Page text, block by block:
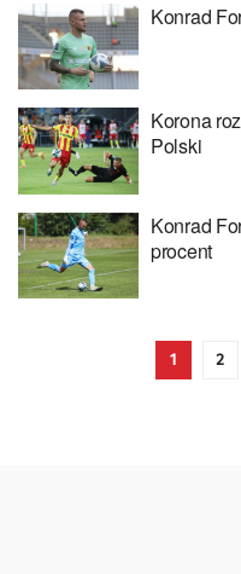
Konrad
Korona
Polski
Konrad
procent
1 2